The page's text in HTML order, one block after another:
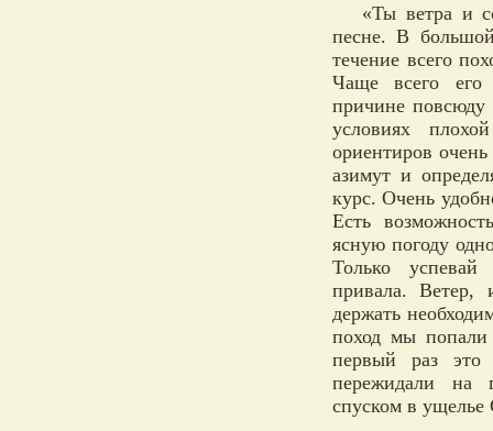
«Ты ветра и
песне. В
течение всего
Чаще всего его
причине повсюду
условиях
ориентиров
азимут и
курс. Очень
Есть
ясную погоду
Только
привала. Ветер,
держать
поход мы
первый раз это
пережидали на
спуском в ущелье